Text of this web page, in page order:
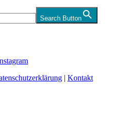
Search Button
| Kontakt